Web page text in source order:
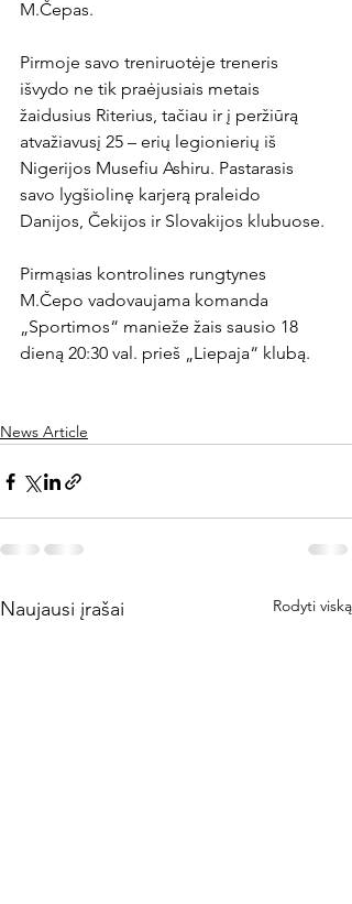
M.Čepas.
Pirmoje savo treniruotėje treneris
išvydo ne tik praėjusiais metais
žaidusius Riterius, tačiau ir į peržiūrą
atvažiavusį 25 – erių legionierių iš
Nigerijos Musefiu Ashiru. Pastarasis
savo lygšiolinę karjerą praleido
Danijos, Čekijos ir Slovakijos klubuose.
Pirmąsias kontrolines rungtynes
M.Čepo vadovaujama komanda
„Sportimos“ manieže žais sausio 18
dieną 20:30 val. prieš „Liepaja“ klubą.
News Article
Naujausi įrašai Rodyti viską